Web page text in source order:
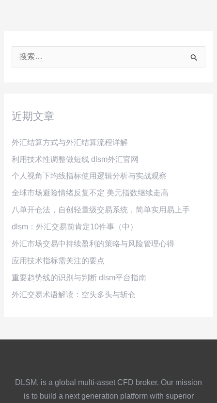
近期文章
外汇结算方式与外汇结算流程详解
利用技术性调整做短线 dlsm外汇官网
个人视角下均线指标使用逻辑分析与实战观察
全球市场避险情绪反复不定 美元指数继续走高
八单开仓法，自创轻量级交易系统，简单实用易上手
dlsm：外汇交易前肯定10件事（中）
外汇市场交易中持续盈利的策略与风险管理心得
应用技术指标需关注的要点
重要趋势线的识别与判断 dlsm平台指南
外汇交易术语解读：空头多头与斩仓
DLSM, is a global multi-asset CFD broker. Our mission
is to build a next generation platform with superior